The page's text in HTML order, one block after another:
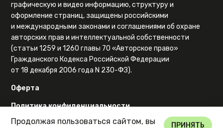
графическую и видео информацию, структуру и
оформление страниц, защищены российскими
и международными законами и соглашениями об охране
авторских прав и интеллектуальной собственности
(статьи 1259 и 1260 главы 70 «Авторское право»
Гражданского Кодекса Российской Федерации
от 18 декабря 2006 года N 230-ФЗ).
Оферта
Политика конфиденциальности
Карта сайта
Продолжая пользоваться сайтом, вы
ПРИНЯТЬ